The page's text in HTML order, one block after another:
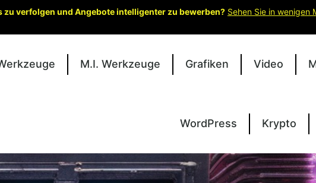
M.I. Werkzeuge Grafiken Video
WordPress Krypto
verfolgen und Angebote intelligenter zu bewerben? Sehen Sie in wenigen